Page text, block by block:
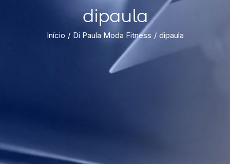
dipaula
Início Di Paula Moda Fitness dipaula